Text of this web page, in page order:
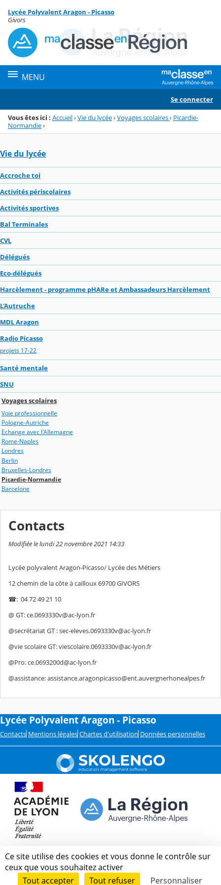
Menu de la rubrique
Contenu
Lycée Polyvalent Aragon - Picasso
Givors
MENU
Se connecter
Vous êtes ici : Accueil›Vie du lycée›Voyages scolaires› Picardie-
Normandie›
Vie du lycée
Accroche toi
Activités périscolaires
Activités sportives
Bal Terminales
CVL
Délégués
Eco-délégués
Harcèlement - programme pHARe et Ambassadeurs Harcèlement
L'Autruche
MDL Aragon
Radio Picasso
projets 17-22
Santé mentale
SNU
Voyages scolaires
Voie professionnelle
Pologne-Autriche
Echange avec l'Allemagne
Rome-Naples
Londres
Berlin
Bruxelles-Londres
Picardie-Normandie
Barcelone
Contacts
Modifiée le lundi 22 novembre 2021 14:33
Lycée polyvalent Aragon-Picasso/ Lycée des Métiers
12 chemin de la côte à cailloux 69700 GIVORS
☎: 04 72 49 21 10
@ GT: ce.0693330v@ac-lyon.fr
@secrétariat GT : sec-eleves.0693330v@ac-lyon.fr
@vie scolaire GT: viescolaire.0693330v@ac-lyon.fr
@Pro: ce.0693200d@ac-lyon.fr
@assistance: assistance.aragonpicasso@ent.auvergnerhonealpes.fr
Lycée Polyvalent Aragon - Picasso
Contacts Mentions légales Chartes d'utilisation Données personnelles
Ce site utilise des cookies et vous donne le contrôle sur
ceux que vous souhaitez activer
Tout accepter
Tout refuser Personnaliser